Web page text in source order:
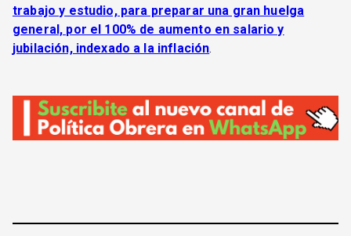
trabajo y estudio, para preparar una gran huelga
general, por el 100% de aumento en salario y
jubilación, indexado a la inflación.